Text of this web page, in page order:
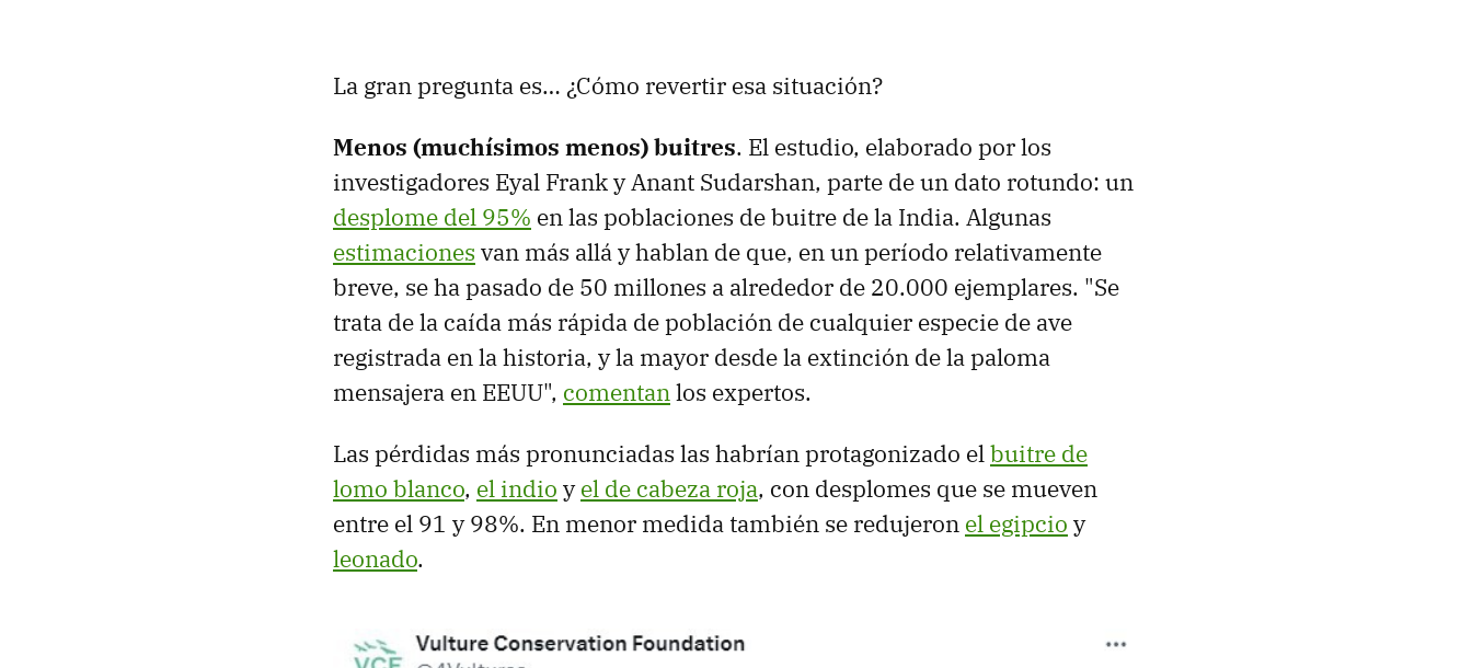
La gran pregunta es… ¿Cómo revertir esa situación?
Menos (muchísimos menos) buitres. El estudio, elaborado por los
investigadores Eyal Frank y Anant Sudarshan, parte de un dato rotundo: un
desplome del 95% en las poblaciones de buitre de la India. Algunas
estimaciones van más allá y hablan de que, en un período relativamente
breve, se ha pasado de 50 millones a alrededor de 20.000 ejemplares. "Se
trata de la caída más rápida de población de cualquier especie de ave
registrada en la historia, y la mayor desde la extinción de la paloma
mensajera en EEUU", comentanlos expertos.
Las pérdidas más pronunciadas las habrían protagonizado elbuitre de
lomo blanco, el indio yel de cabeza roja, con desplomes que se mueven
entre el 91 y 98%. En menor medida también se redujeron el egipcio y
leonado.